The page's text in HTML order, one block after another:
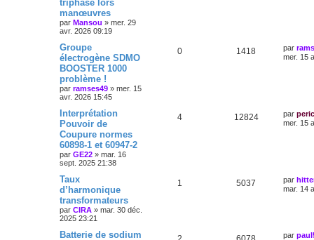
triphasé lors
manœuvres
par Mansou » mer. 29
avr. 2026 09:19
Groupe
électrogène SDMO
BOOSTER 1000
problème !
par ramses49 » mer. 15
avr. 2026 15:45
0 1418 par
mer. 15
Interprétation
Pouvoir de
Coupure normes
60898-1 et 60947-2
par GE22 » mar. 16
sept. 2025 21:38
4 12824 par
mer. 15
Taux
d’harmonique
transformateurs
par CIRA » mar. 30 déc.
2025 23:21
1 5037 par
mar. 14
Batterie de sodium par